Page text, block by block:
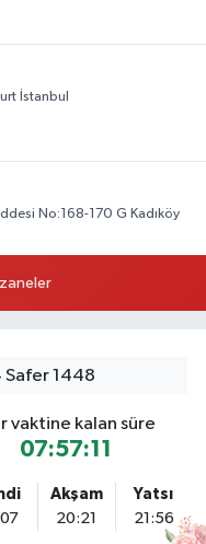
İstanbul
No:168-170 G Kadıköy
A Gültepe Kağıthane
A Gültepe Kağıthane
1448
vaktine kalan süre
07:57:11
Akşam
20:21
Yatsı
21:56